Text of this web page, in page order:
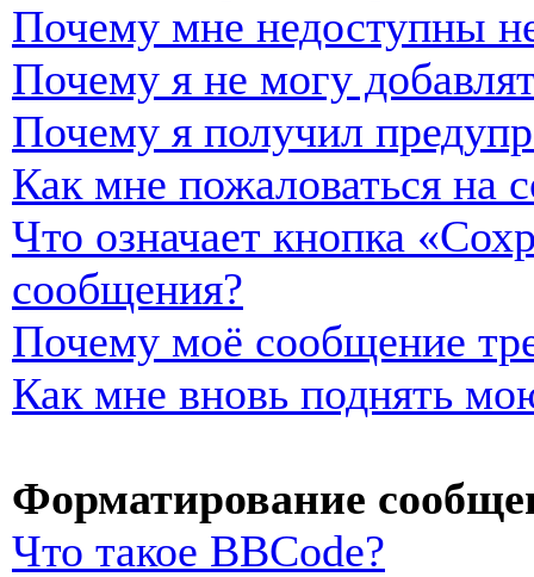
Почему мне недоступны
Почему я не могу
Почему я получил
Как мне пожаловаться на
Что означает кнопка
сообщения?
Почему моё сообщение
Как мне вновь поднять
Форматирование
Что такое BBCode?